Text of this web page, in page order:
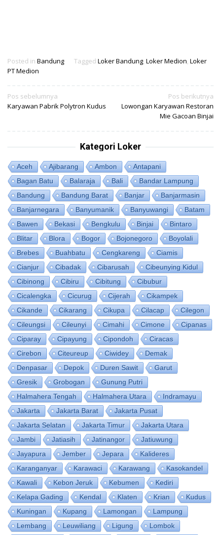
Posted in Bandung Tagged Loker Bandung Loker Medion Loker
PT Medion
Navigasi
pos
Pos sebelumnya
Karyawan Pabrik Polytron Kudus
Pos berikutnya
Lowongan Karyawan Restoran
Mie Gacoan Binjai
Kategori Loker
Aceh Ajibarang Ambon
Antapani
Bagan Batu
Balaraja Bali
Bandar Lampung
Bandung
Bandung Barat Banjar
Banjarmasin
Banjarnegara
Banyumanik Banyuwangi
Batam
Bawen
Bekasi Bengkulu Binjai
Bintaro
Blitar
Blora Bogor Bojonegoro
Boyolali
Brebes
Buahbatu Cengkareng
Ciamis
Cianjur
Cibadak Cibarusah
Cibeunying Kidul
Cibinong
Cibiru Cibitung
Cibubur
Cicalengka
Cicurug Cijerah
Cikampek
Cikande
Cikarang Cikupa Cilacap
Cilegon
Cileungsi
Cileunyi Cimahi Cimone
Cipanas
Ciparay
Cipayung Cipondoh
Ciracas
Cirebon
Citeureup Ciwidey
Demak
Denpasar
Depok Duren Sawit
Garut
Gresik
Grobogan
Gunung Putri
Halmahera Tengah
Halmahera Utara
Indramayu
Jakarta
Jakarta Barat
Jakarta Pusat
Jakarta Selatan
Jakarta Timur
Jakarta Utara
Jambi
Jatiasih Jatinangor
Jatiuwung
Jayapura
Jember Jepara
Kalideres
Karanganyar
Karawaci Karawang
Kasokandel
Kawali
Kebon Jeruk Kebumen
Kediri
Kelapa Gading
Kendal Klaten Krian
Kudus
Kuningan
Kupang Lamongan
Lampung
Lembang
Leuwiliang Ligung
Lombok